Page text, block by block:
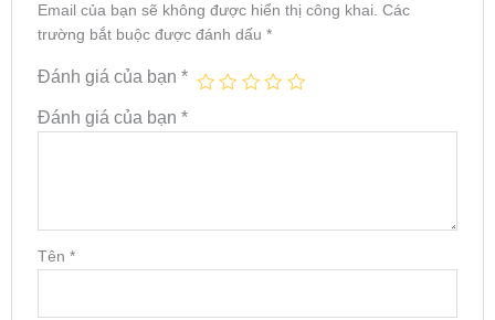
Email của bạn sẽ không được hiển thị công khai. Các
trường bắt buộc được đánh dấu *
Đánh giá của bạn *
Đánh giá của bạn *
Tên *